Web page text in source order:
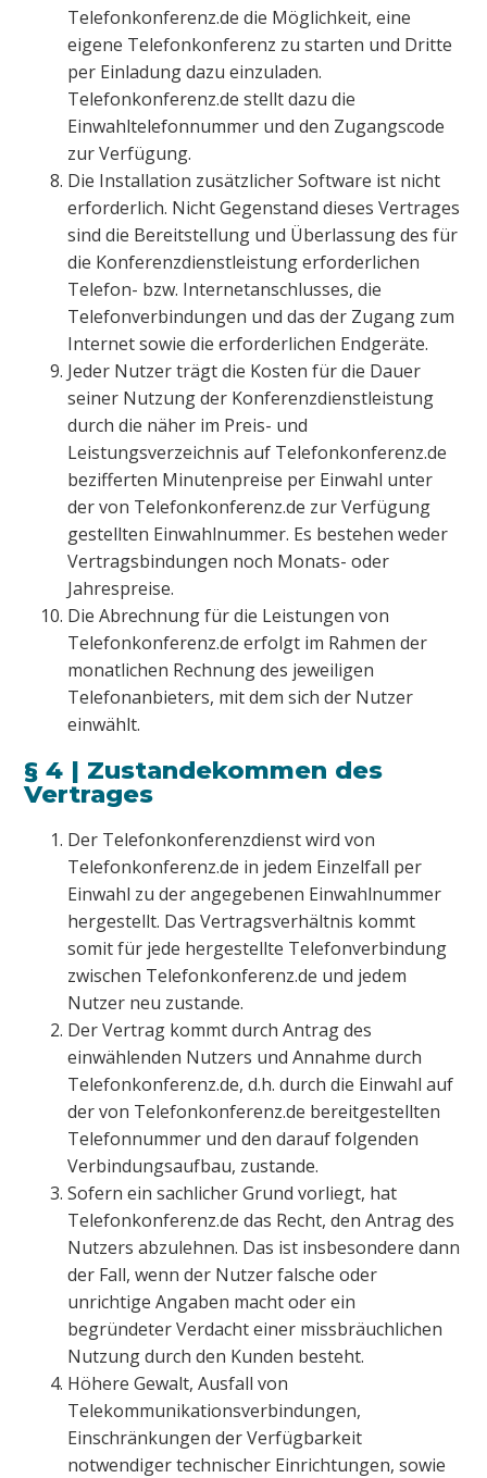
Telefonkonferenz.de die Möglichkeit, eine
eigene Telefonkonferenz zu starten und Dritte
per Einladung dazu einzuladen.
Telefonkonferenz.de stellt dazu die
Einwahltelefonnummer und den Zugangscode
zur Verfügung.
Die Installation zusätzlicher Software ist nicht
erforderlich. Nicht Gegenstand dieses Vertrages
sind die Bereitstellung und Überlassung des für
die Konferenzdienstleistung erforderlichen
Telefon- bzw. Internetanschlusses, die
Telefonverbindungen und das der Zugang zum
Internet sowie die erforderlichen Endgeräte.
Jeder Nutzer trägt die Kosten für die Dauer
seiner Nutzung der Konferenzdienstleistung
durch die näher im Preis- und
Leistungsverzeichnis auf Telefonkonferenz.de
bezifferten Minutenpreise per Einwahl unter
der von Telefonkonferenz.de zur Verfügung
gestellten Einwahlnummer. Es bestehen weder
Vertragsbindungen noch Monats- oder
Jahrespreise.
Die Abrechnung für die Leistungen von
Telefonkonferenz.de erfolgt im Rahmen der
monatlichen Rechnung des jeweiligen
Telefonanbieters, mit dem sich der Nutzer
einwählt.
§ 4 | Zustandekommen des
Vertrages
Der Telefonkonferenzdienst wird von
Telefonkonferenz.de in jedem Einzelfall per
Einwahl zu der angegebenen Einwahlnummer
hergestellt. Das Vertragsverhältnis kommt
somit für jede hergestellte Telefonverbindung
zwischen Telefonkonferenz.de und jedem
Nutzer neu zustande.
Der Vertrag kommt durch Antrag des
einwählenden Nutzers und Annahme durch
Telefonkonferenz.de, d.h. durch die Einwahl auf
der von Telefonkonferenz.de bereitgestellten
Telefonnummer und den darauf folgenden
Verbindungsaufbau, zustande.
Sofern ein sachlicher Grund vorliegt, hat
Telefonkonferenz.de das Recht, den Antrag des
Nutzers abzulehnen. Das ist insbesondere dann
der Fall, wenn der Nutzer falsche oder
unrichtige Angaben macht oder ein
begründeter Verdacht einer missbräuchlichen
Nutzung durch den Kunden besteht.
Höhere Gewalt, Ausfall von
Telekommunikationsverbindungen,
Einschränkungen der Verfügbarkeit
notwendiger technischer Einrichtungen, sowie